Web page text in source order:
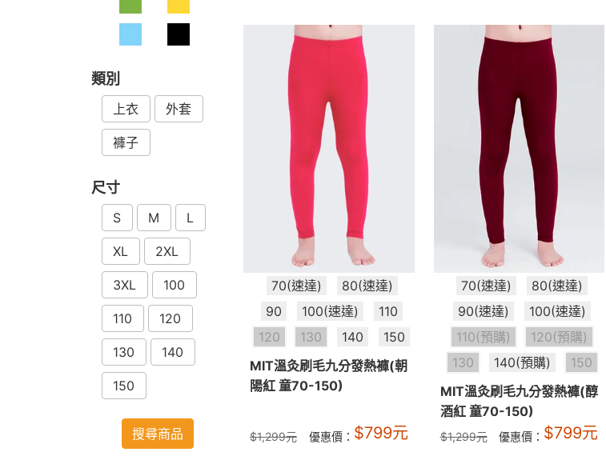
類別
上衣 外套
褲子
尺寸
S M L
XL 2XL
3XL 100
110 120
130 140
150
搜尋商品
70(速達)
80(速達)
90
100(速達)
110
120
130 140
150
MIT溫灸刷毛九分發熱褲(朝
陽紅 童70-150)
$1,299元 優惠價： $799元
70(速達)
80(速達)
90(速達)
100(速達)
110(預購)
120(預購)
130
140(預購)
150
MIT溫灸刷毛九分發熱褲(醇
酒紅 童70-150)
$1,299元 優惠價： $799元